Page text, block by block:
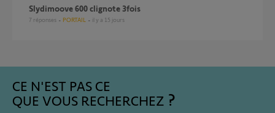
Slydimoove 600 clignote 3fois
7 réponses PORTAIL il y a 15 jours
CE N'EST PAS CE
QUE VOUS RECHERCHEZ